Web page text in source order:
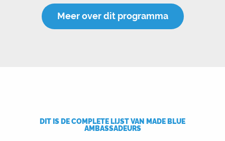
Meer over dit programma
DIT IS DE COMPLETE LIJST VAN MADE BLUE
AMBASSADEURS